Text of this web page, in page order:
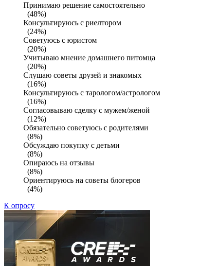
Принимаю решение самостоятельно
(48%)
Консультируюсь с риелтором
(24%)
Советуюсь с юристом
(20%)
Учитываю мнение домашнего питомца
(20%)
Слушаю советы друзей и знакомых
(16%)
Консультируюсь с тарологом/астрологом
(16%)
Согласовываю сделку с мужем/женой
(12%)
Обязательно советуюсь с родителями
(8%)
Обсуждаю покупку с детьми
(8%)
Опираюсь на отзывы
(8%)
Ориентируюсь на советы блогеров
(4%)
К опросу